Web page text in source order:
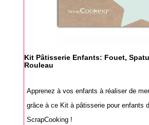
Kit Pâtisserie Enfants: Fouet,
Rouleau
Apprenez à vos enfants à réaliser de
grâce à ce Kit à pâtisserie pour enfants
ScrapCooking !